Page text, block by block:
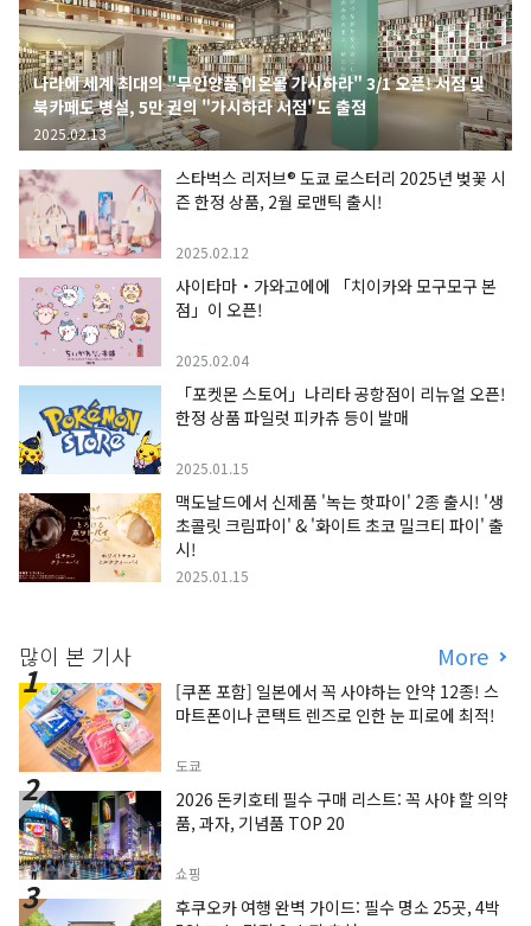
나라에 세계 최대의 "무인양품 이온몰 가시하라" 3/1 오픈! 서점 및
북카페도 병설, 5만 권의 "가시하라 서점"도 출점
2025.02.13
스타벅스 리저브® 도쿄 로스터리 2025년 벚꽃 시
즌 한정 상품, 2월 로맨틱 출시!
2025.02.12
사이타마・가와고에에 「치이카와 모구모구 본
점」이 오픈!
2025.02.04
「포켓몬 스토어」나리타 공항점이 리뉴얼 오픈!
한정 상품 파일럿 피카츄 등이 발매
2025.01.15
맥도날드에서 신제품 '녹는 핫파이' 2종 출시! '생
초콜릿 크림파이' & '화이트 초코 밀크티 파이' 출
시!
2025.01.15
많이 본 기사 More
[쿠폰 포함] 일본에서 꼭 사야하는 안약 12종! 스
마트폰이나 콘택트 렌즈로 인한 눈 피로에 최적!
도쿄
2026 돈키호테 필수 구매 리스트: 꼭 사야 할 의약
품, 과자, 기념품 TOP 20
쇼핑
후쿠오카 여행 완벽 가이드: 필수 명소 25곳, 4박